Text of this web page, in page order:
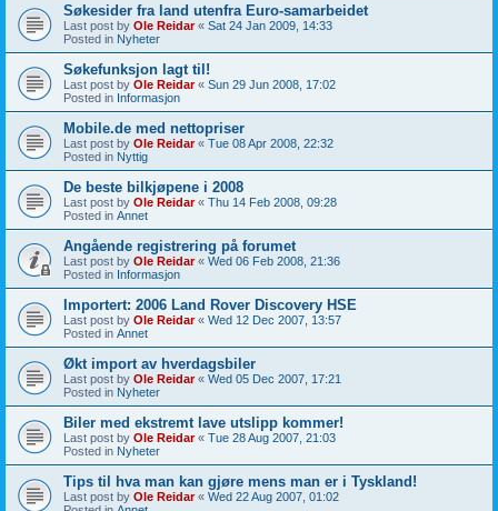
Søkesider fra land utenfra Euro-samarbeidet
Last post by Ole Reidar« Sat 24 Jan 2009, 14:33
Posted in Nyheter
Søkefunksjon lagt til!
Last post by Ole Reidar« Sun 29 Jun 2008, 17:02
Posted in Informasjon
Mobile.de med nettopriser
Last post by Ole Reidar« Tue 08 Apr 2008, 22:32
Posted in Nyttig
De beste bilkjøpene i 2008
Last post by Ole Reidar« Thu 14 Feb 2008, 09:28
Posted in Annet
Angående registrering på forumet
Last post by Ole Reidar« Wed 06 Feb 2008, 21:36
Posted in Informasjon
Importert: 2006 Land Rover Discovery HSE
Last post by Ole Reidar« Wed 12 Dec 2007, 13:57
Posted in Annet
Økt import av hverdagsbiler
Last post by Ole Reidar« Wed 05 Dec 2007, 17:21
Posted in Nyheter
Biler med ekstremt lave utslipp kommer!
Last post by Ole Reidar« Tue 28 Aug 2007, 21:03
Posted in Nyheter
Tips til hva man kan gjøre mens man er i Tyskland!
Last post by Ole Reidar« Wed 22 Aug 2007, 01:02